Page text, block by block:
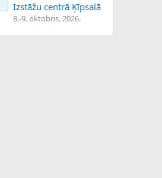
Izstāžu centrā Ķīpsalā
8.-9. oktobris, 2026.